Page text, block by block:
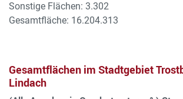
Sonstige Flächen: 3.302
Gesamtfläche: 16.204.313
Gesamtflächen im Stadtgebiet
Lindach